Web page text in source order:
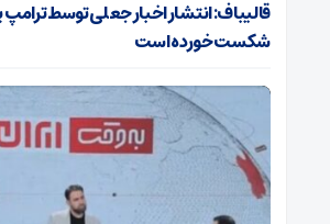
قالیباف: انتشار اخبار جعلی توسط
شکست خورده است